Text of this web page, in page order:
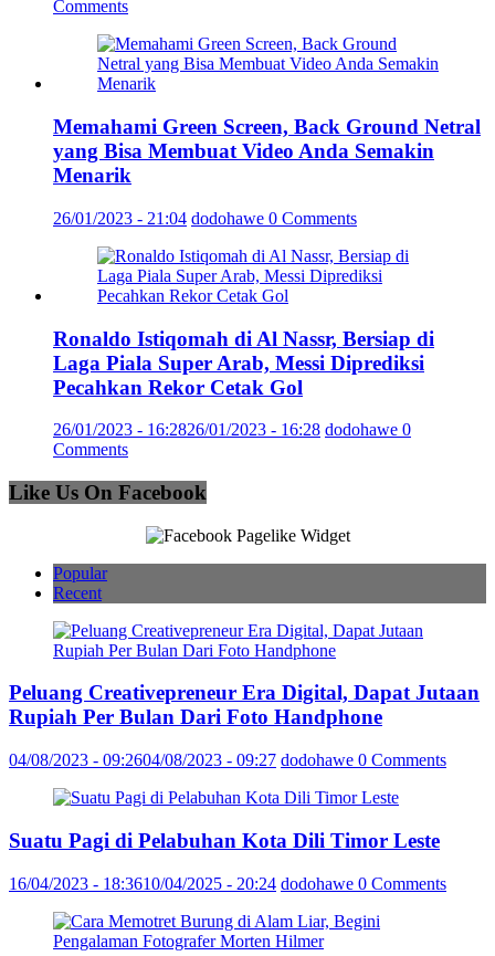
Comments
Memahami Green Screen, Back Ground Netral
yang Bisa Membuat Video Anda Semakin
Menarik
26/01/2023 - 21:04 dodohawe 0 Comments
Ronaldo Istiqomah di Al Nassr, Bersiap di
Laga Piala Super Arab, Messi Diprediksi
Pecahkan Rekor Cetak Gol
26/01/2023 - 16:2826/01/2023 - 16:28 dodohawe 0
Comments
Like Us On Facebook
Popular
Recent
Peluang Creativepreneur Era Digital, Dapat Jutaan
Rupiah Per Bulan Dari Foto Handphone
04/08/2023 - 09:2604/08/2023 - 09:27 dodohawe 0 Comments
Suatu Pagi di Pelabuhan Kota Dili Timor Leste
16/04/2023 - 18:3610/04/2025 - 20:24 dodohawe 0 Comments